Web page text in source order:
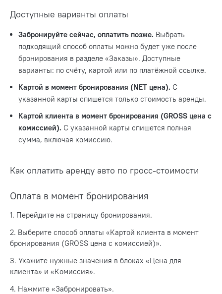
Доступные варианты оплаты
Забронируйте сейчас, оплатить позже. Выбрать
подходящий способ оплаты можно будет уже после
бронирования в разделе «Заказы». Доступные
варианты: по счёту, картой или по платёжной ссылке.
Картой в момент бронирования (NET цена). С
указанной карты спишется только стоимость аренды.
Картой клиента в момент бронирования (GROSS цена с
комиссией). С указанной карты спишется полная
сумма, включая комиссию.
Как оплатить аренду авто по гросс-стоимости
Оплата в момент бронирования
1. Перейдите на страницу бронирования.
2. Выберите способ оплаты «Картой клиента в момент
бронирования (GROSS цена с комиссией)».
3. Укажите нужные значения в блоках «Цена для
клиента» и «Комиссия».
4. Нажмите «Забронировать».